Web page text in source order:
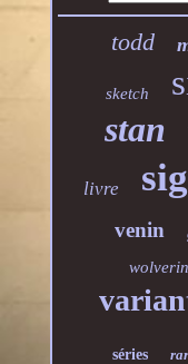
todd
sketch
stan
livre
venin
séries